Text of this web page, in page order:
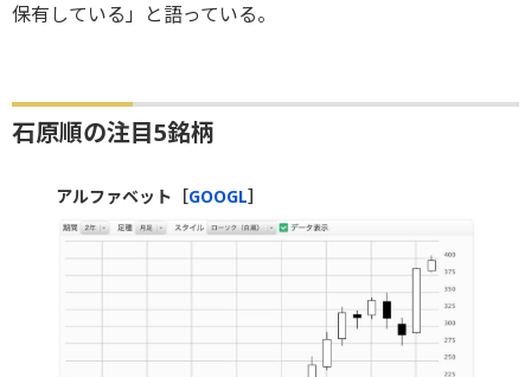
保有している」と語っている。
石原順の注目5銘柄
アルファベット［GOOGL］